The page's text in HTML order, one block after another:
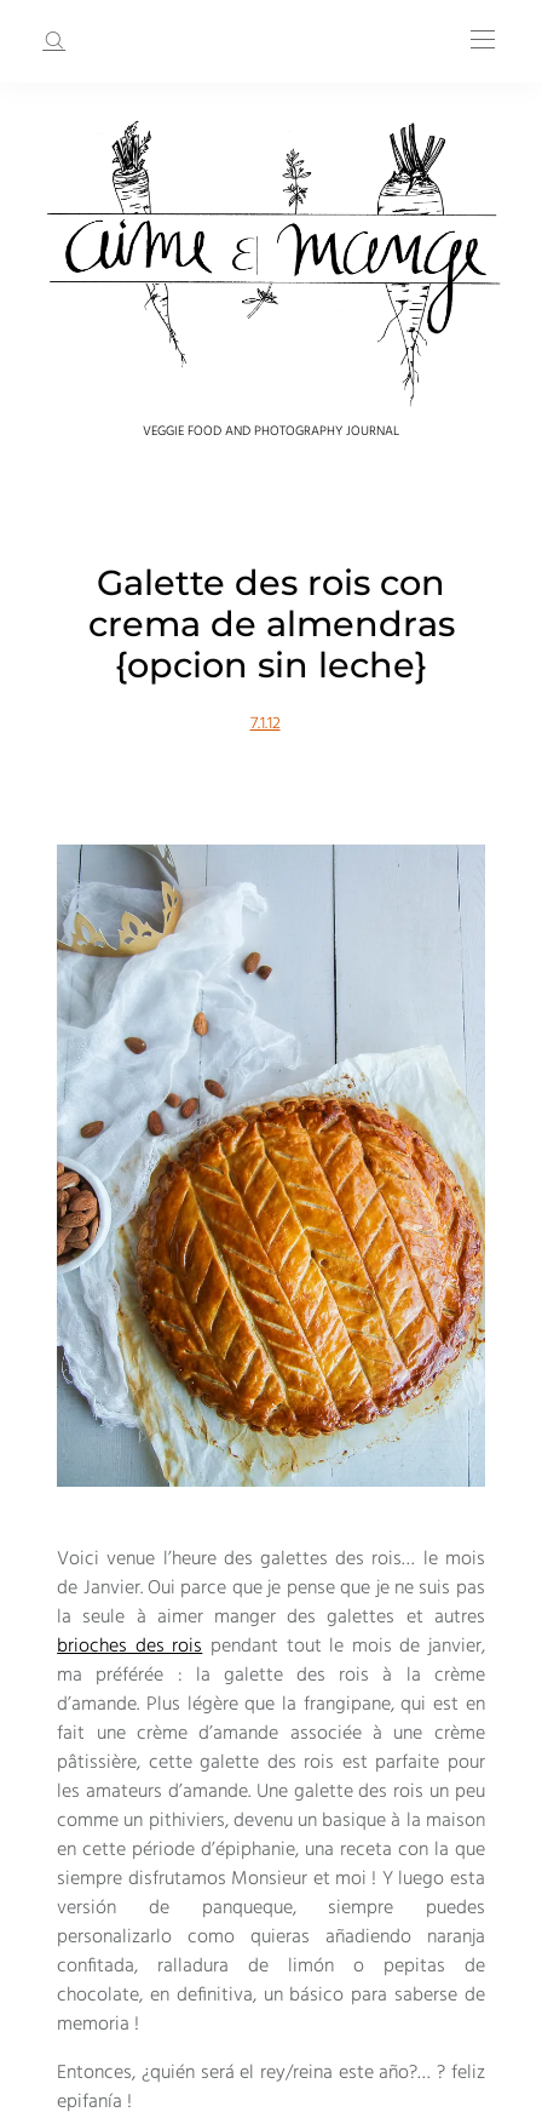
VEGGIE FOOD AND PHOTOGRAPHY JOURNAL
Galette des rois con
crema de almendras
{opcion sin leche}
7.1.12
Voici venue l’heure des galettes des rois… le mois
de Janvier.Oui parce que je pense que je ne suis pas
la seule à aimer manger des galettes et autres
brioches des rois pendant tout le mois de janvier,
ma préférée : la galette des rois à la crème
d’amande. Plus légère que la frangipane,qui est en
fait une crème d’amande associée à une crème
pâtissière, cette galette des rois est parfaite pour
les amateurs d’amande. Une galette des rois un peu
comme un pithiviers,devenu un basique à la maison
en cette période d’épiphanie, una receta con la que
siempre disfrutamos Monsieur et moi ! Y luego esta
versión de panqueque, siempre puedes
personalizarlo como quieras añadiendo naranja
confitada, ralladura de limón o pepitas de
chocolate, en definitiva, un básico para saberse de
memoria !
Entonces, ¿quién será el rey/reina este año?… ? feliz
epifanía !